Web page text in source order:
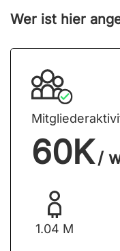
Wer ist hier
60K /
1.04 M